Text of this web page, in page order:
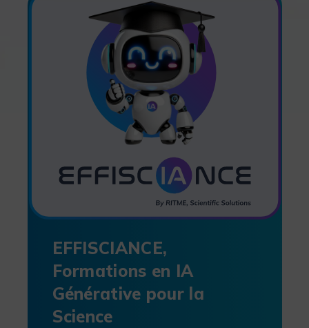
EFFISCIANCE,
Formations en IA
Générative pour la
Science